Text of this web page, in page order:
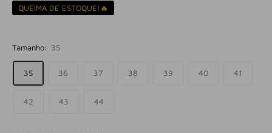
QUEIMA DE ESTOQUE!🔥
Tamanho: 35
35 36 37 38 39 40 41
42 43 44